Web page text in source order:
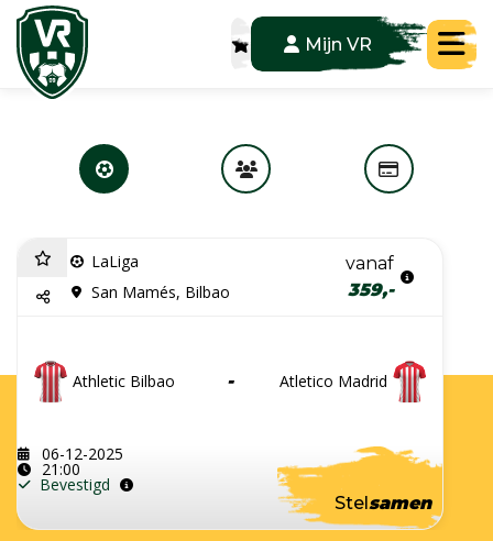
Mijn VR
LaLiga
San Mamés, Bilbao
vanaf
359,-
Athletic Bilbao - Atletico Madrid
06-12-2025
21:00
Bevestigd
Stelsamen